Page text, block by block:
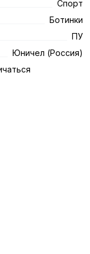
Спорт
Ботинки
ПУ
Юничел (Россия)